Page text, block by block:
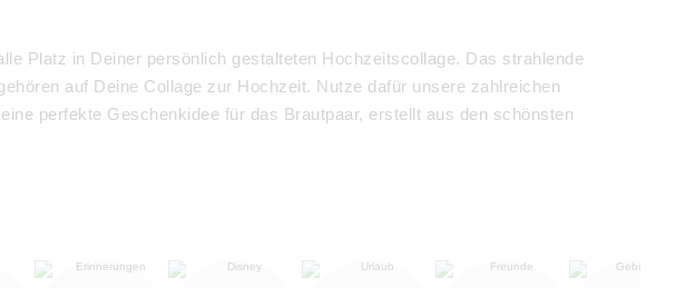
Platz in Deiner persönlich gestalteten Hochzeitscollage. Das strahlende
auf Deine Collage zur Hochzeit. Nutze dafür unsere zahlreichen
perfekte Geschenkidee für das Brautpaar, erstellt aus den schönsten